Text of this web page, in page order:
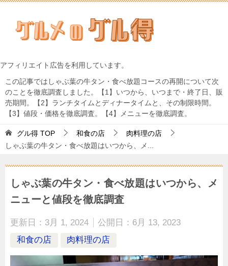
アフィリエイト広告を利用しています。
この記事ではしゃぶ葉の牛タン・食べ放題コースの再開について次
のことを徹底調査しました。【1】いつから、いつまで・終了日、販
売期間。【2】ランチタイムとディナータイムと、その制限時間。
【3】値段・価格を徹底調査。【4】メニューを徹底調査。
グル得 TOP 和食の店
肉料理の店
しゃぶ葉の牛タン・食べ放題はいつから、メ...
しゃぶ葉の牛タン・食べ放題はいつから、メ
ニューと値段を徹底調査
更新日： 3月 1, 2024 公開日： 6月 13, 2023
和食の店
肉料理の店